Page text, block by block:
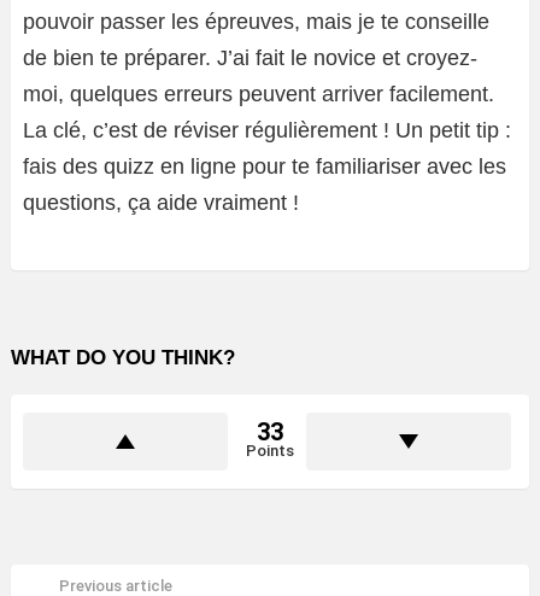
pouvoir passer les épreuves, mais je te conseille
de bien te préparer. J’ai fait le novice et croyez-
moi, quelques erreurs peuvent arriver facilement.
La clé, c’est de réviser régulièrement ! Un petit tip :
fais des quizz en ligne pour te familiariser avec les
questions, ça aide vraiment !
WHAT DO YOU THINK?
33
Points
Previous article